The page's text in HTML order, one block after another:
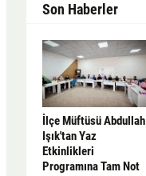
Son Haberler
İlçe Müftüsü Abdullah
Işık'tan Yaz
Etkinlikleri
Programına Tam Not